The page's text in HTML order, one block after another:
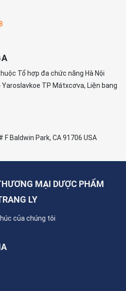
Tổ hợp đa chức năng Hà Nội
TP Mátxcơva, Liện bang
Baldwin Park, CA 91706 USA
MẠI DƯỢC PHẨM
LY
của chúng tôi